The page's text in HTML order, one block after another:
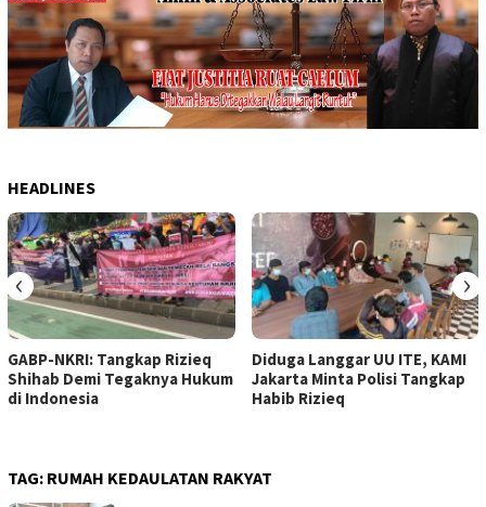
HEADLINES
GABP-NKRI: Tangkap Rizieq
Shihab Demi Tegaknya Hukum
di Indonesia
Diduga Langgar UU ITE, KAMI
Jakarta Minta Polisi Tangkap
Habib Rizieq
‹ ›
TAG: RUMAH KEDAULATAN RAKYAT